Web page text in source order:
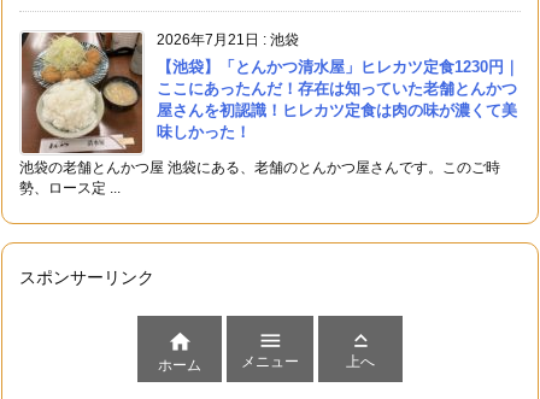
2026年7月21日 : 池袋
【池袋】「とんかつ清水屋」ヒレカツ定食1230円｜
ここにあったんだ！存在は知っていた老舗とんかつ
屋さんを初認識！ヒレカツ定食は肉の味が濃くて美
味しかった！
池袋の老舗とんかつ屋 池袋にある、老舗のとんかつ屋さんです。このご時
勢、ロース定 ...
スポンサーリンク

ホーム

メニュー

上へ